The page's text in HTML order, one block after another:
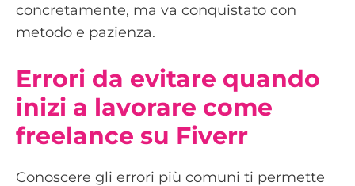
concretamente, ma va conquistato con
metodo e pazienza.
Errori da evitare quando
inizi a lavorare come
freelance su Fiverr
Conoscere gli errori più comuni ti permette